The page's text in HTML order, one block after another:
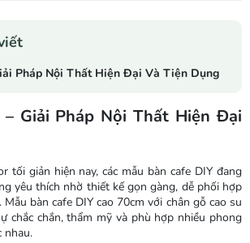
Pháp Nội Thất Hiện Đại Và Tiện Dụng
– Giải Pháp Nội Thất Hiện Đại
tối giản hiện nay, các mẫu bàn cafe DIY đang
yêu thích nhờ thiết kế gọn gàng, dễ phối hợp
bàn cafe DIY cao 70cm với chân gỗ cao su
chắc chắn, thẩm mỹ và phù hợp nhiều phong
nhau.